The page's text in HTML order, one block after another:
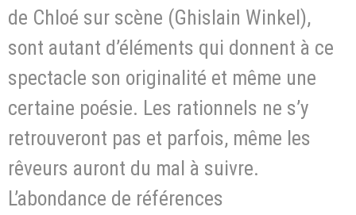
de Chloé sur scène (Ghislain Winkel),
sont autant d’éléments qui donnent à ce
spectacle son originalité et même une
certaine poésie. Les rationnels ne s’y
retrouveront pas et parfois, même les
rêveurs auront du mal à suivre.
L’abondance de références